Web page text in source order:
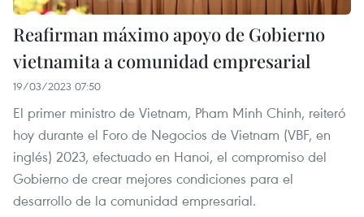
Reafirman máximo apoyo de Gobierno
vietnamita a comunidad empresarial
19/03/2023 07:50
El primer ministro de Vietnam, Pham Minh Chinh, reiteró
hoy durante el Foro de Negocios de Vietnam (VBF, en
inglés) 2023, efectuado en Hanoi, el compromiso del
Gobierno de crear mejores condiciones para el
desarrollo de la comunidad empresarial.